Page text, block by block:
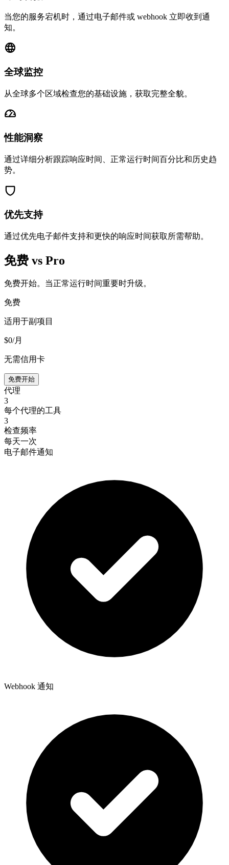
当您的服务宕机时，通过电子邮件或 webhook 立即收到通
知。
全球监控
从全球多个区域检查您的基础设施，获取完整全貌。
性能洞察
通过详细分析跟踪响应时间、正常运行时间百分比和历史趋
势。
优先支持
通过优先电子邮件支持和更快的响应时间获取所需帮助。
免费 vs Pro
免费开始。当正常运行时间重要时升级。
免费
适用于副项目
$0/月
无需信用卡
免费开始
代理
3
每个代理的工具
3
检查频率
每天一次
电子邮件通知
Webhook 通知